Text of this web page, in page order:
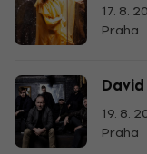
17. 8.
Praha
19. 8.
Praha